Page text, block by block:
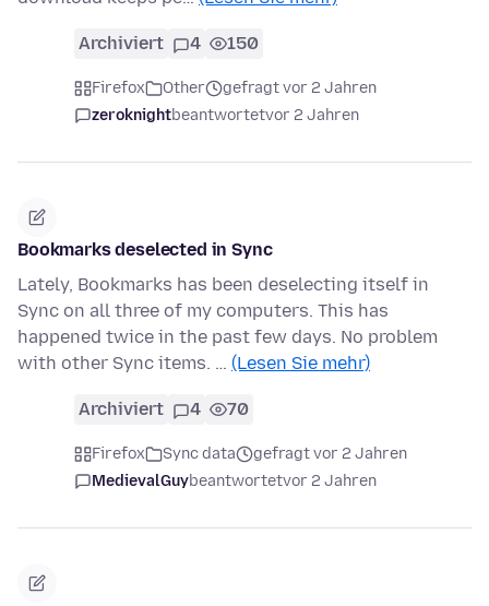
Archiviert 4 150
Firefox Other
gefragt vor 2 Jahren
zeroknightbeantwortetvor 2 Jahren
Bookmarks deselected in Sync
Lately, Bookmarks has been deselecting itself in
Sync on all three of my computers. This has
happened twice in the past few days. No problem
with other Sync items. … (Lesen Sie mehr)
Archiviert 4 70
Firefox Sync data
gefragt vor 2 Jahren
MedievalGuybeantwortetvor 2 Jahren